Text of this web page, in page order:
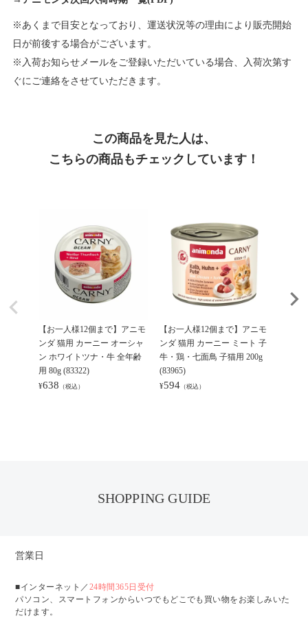
※あくまで目安となっており、運送状況等の理由により販売開始
日が前後する場合がございます。
※入荷お知らせメールをご登録いただいている場合、入荷次第す
ぐにご連絡をさせていただきます。
この商品を見た人は、
こちらの商品もチェックしています！
【お一人様12個まで】アニモ
ンダ 猫用 カーニー オーシャ
ン ホワイトツナ・牛 全年齢
用 80g (83322)
¥638 （税込）
【お一人様12個まで】アニモ
ンダ 猫用 カーニー ミート 子
牛・鶏・七面鳥 子猫用 200g
(83965)
¥594 （税込）
SHOPPING GUIDE
営業日
■インターネット／ 24時間365日受付
パソコン、スマートフォンからいつでもどこでも買い物をお楽しみいた
だけます。